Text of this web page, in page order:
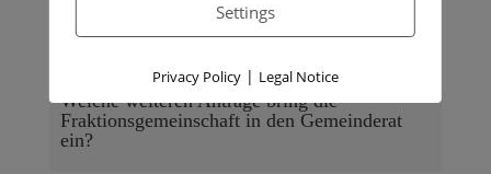
Welche weiteren Anträge bring die
Fraktionsgemeinschaft in den Gemeinderat
ein?
Settings
Privacy Policy| Legal Notice